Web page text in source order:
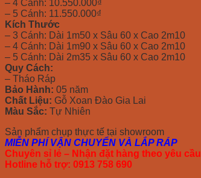
– 4 Cánh: 10.550.000₫
– 5 Cánh: 11.550.000₫
Kích Thước
– 3 Cánh: Dài 1m50 x Sâu 60 x Cao 2m10
– 4 Cánh: Dài 1m90 x Sâu 60 x Cao 2m10
– 5 Cánh: Dài 2m35 x Sâu 60 x Cao 2m10
Quy Cách:
– Tháo Ráp
Bảo Hành: 05 năm
Chất Liệu: Gỗ Xoan Đào Gia Lai
Màu Sắc: Tự Nhiên
Sản phẩm chụp thực tế tại showroom
MIỄN PHÍ VẬN CHUYỂN VÀ LẮP RÁP
Chuyên sỉ lẻ – Nhận đặt hàng theo yêu cầu
Hotline hỗ trợ: 0913 758 690